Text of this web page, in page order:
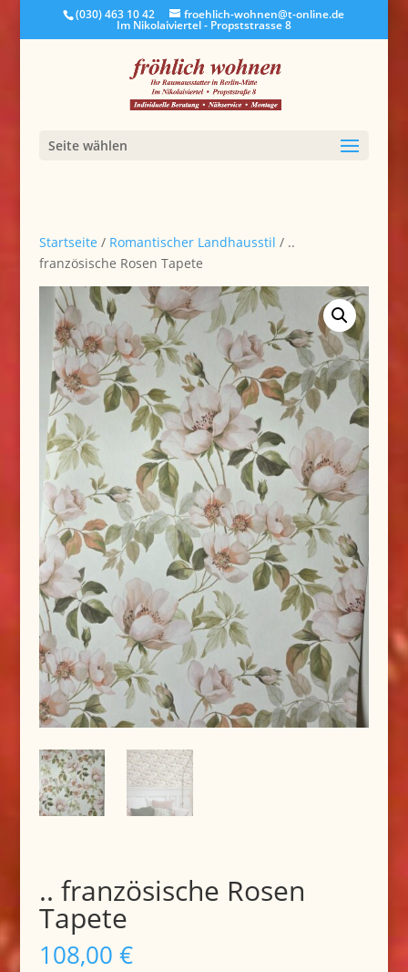
(030) 463 10 42 froehlich-wohnen@t-online.de
Im Nikolaiviertel - Propststrasse 8
Seite wählen
Startseite / Romantischer Landhausstil / ..
französische Rosen Tapete
.. französische Rosen
Tapete
108,00 €